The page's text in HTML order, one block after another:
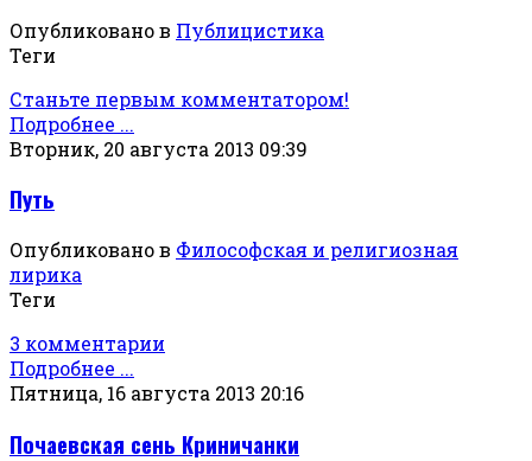
Опубликовано в Публицистика
Теги
Станьте первым комментатором!
Подробнее ...
Вторник, 20 августа 2013 09:39
Путь
Опубликовано в Философская и религиозная
лирика
Теги
3 комментарии
Подробнее ...
Пятница, 16 августа 2013 20:16
Почаевская сень Криничанки